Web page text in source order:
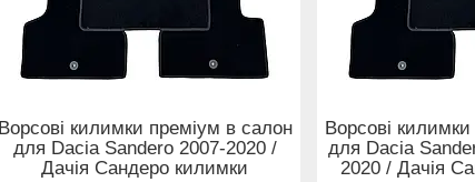
Ворсові килимки преміум в салон
для Dacia Sandero 2007-2020 /
Дачія Сандеро килимки
Ворсові
для Dacia
2020 / Дачія